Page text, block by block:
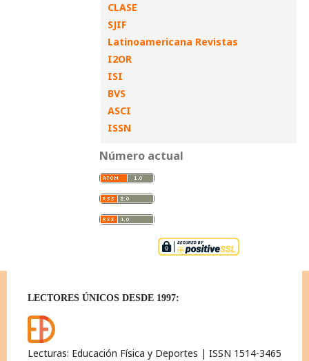
CLASE
SJIF
Latinoamericana Revistas
I2OR
ISI
BVS
ASCI
ISSN
Número actual
LECTORES ÚNICOS DESDE 1997:
Lecturas: Educación Física y Deportes | ISSN 1514-3465